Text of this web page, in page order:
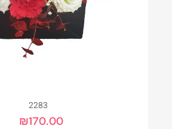
2283
₪170.00